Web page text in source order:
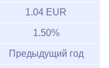
1.04 EUR
1.50%
Предыдущий год